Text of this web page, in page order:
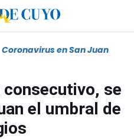
Coronavirus en San Juan
se
el umbral de